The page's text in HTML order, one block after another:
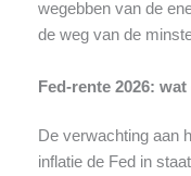
wegebben van de
de weg van de
Fed-rente 2026:
De verwachting aan
inflatie de Fed in